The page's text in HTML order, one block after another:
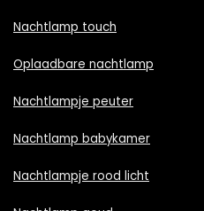
Nachtlamp touch
Oplaadbare nachtlamp
Nachtlampje peuter
Nachtlamp babykamer
Nachtlampje rood licht